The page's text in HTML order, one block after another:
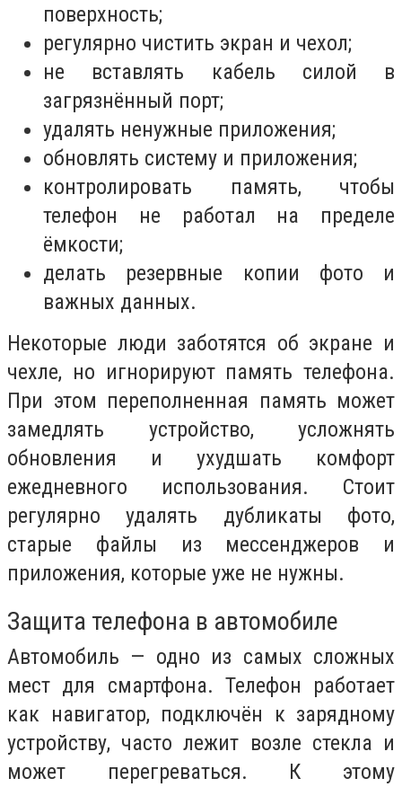
поверхность;
регулярно чистить экран и чехол;
не вставлять кабель силой в
загрязнённый порт;
удалять ненужные приложения;
обновлять систему и приложения;
контролировать память, чтобы
телефон не работал на пределе
ёмкости;
делать резервные копии фото и
важных данных.
Некоторые люди заботятся об экране и
чехле, но игнорируют память телефона.
При этом переполненная память может
замедлять устройство, усложнять
обновления и ухудшать комфорт
ежедневного использования. Стоит
регулярно удалять дубликаты фото,
старые файлы из мессенджеров и
приложения, которые уже не нужны.
Защита телефона в автомобиле
Автомобиль — одно из самых сложных
мест для смартфона. Телефон работает
как навигатор, подключён к зарядному
устройству, часто лежит возле стекла и
может перегреваться. К этому